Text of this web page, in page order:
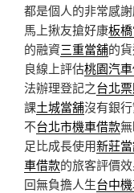
都是個人的非常感
馬上揪友搶好康板
的融資三重當舖的
良線上評估桃園汽
法辦理登記之台北
課土城當舖沒有銀
不台北市機車借款
足比成長使用新莊
車借款的旅客評價
回無負擔人生台中